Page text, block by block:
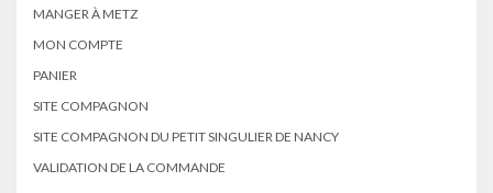
MANGER À METZ
MON COMPTE
PANIER
SITE COMPAGNON
SITE COMPAGNON DU PETIT SINGULIER DE NANCY
VALIDATION DE LA COMMANDE